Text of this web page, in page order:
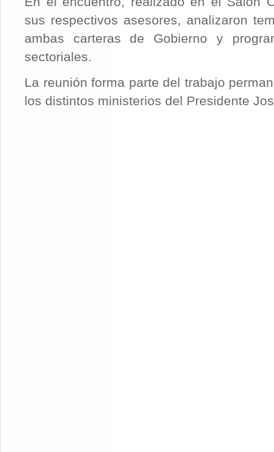
sus respectivos asesores, analizaron
ambas carteras de Gobierno y
sectoriales.
La reunión forma parte del trabajo
los distintos ministerios del Presidente